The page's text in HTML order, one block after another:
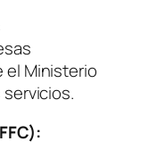
el Ministerio